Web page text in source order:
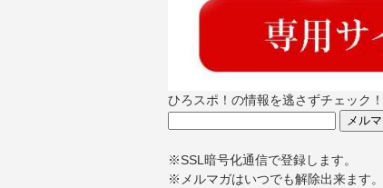
ひろスポ！の情報を逃さずチェック！
※SSL暗号化通信で登録します。
※メルマガはいつでも解除出来ます。